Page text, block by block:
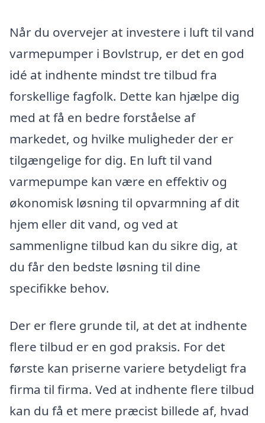
Når du overvejer at investere i luft til vand
varmepumper i Bovlstrup, er det en god
idé at indhente mindst tre tilbud fra
forskellige fagfolk. Dette kan hjælpe dig
med at få en bedre forståelse af
markedet, og hvilke muligheder der er
tilgængelige for dig. En luft til vand
varmepumpe kan være en effektiv og
økonomisk løsning til opvarmning af dit
hjem eller dit vand, og ved at
sammenligne tilbud kan du sikre dig, at
du får den bedste løsning til dine
specifikke behov.
Der er flere grunde til, at det at indhente
flere tilbud er en god praksis. For det
første kan priserne variere betydeligt fra
firma til firma. Ved at indhente flere tilbud
kan du få et mere præcist billede af, hvad